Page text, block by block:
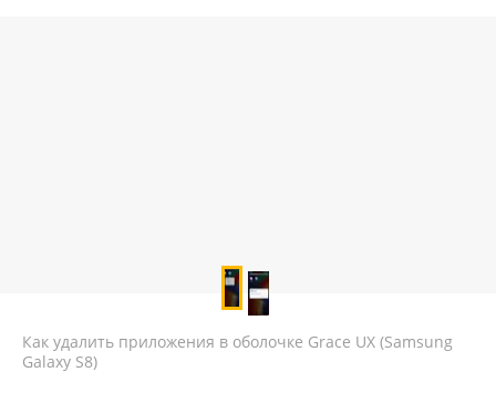
Как удалить приложения в оболочке Grace UX (Samsung
Galaxy S8)